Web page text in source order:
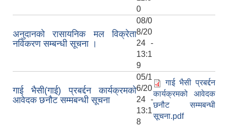
0
अनुदानको रासायनिक मल विक्रेता
नविकरण सम्बन्धी सूचना ।
08/0
8/20
24 -
13:1
9
गाई भैसी(गाई) प्रबर्द्दन कार्यक्रमको
आवेदक छनौट सम्मबन्धी सूचना
05/1
6/20
24 -
13:1
8
गाई भैसी प्रबर्द्दन
कार्यक्रमको आवेदक
छनौट सम्मबन्धी
सूचना.pdf